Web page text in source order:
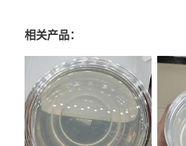
相关产品：